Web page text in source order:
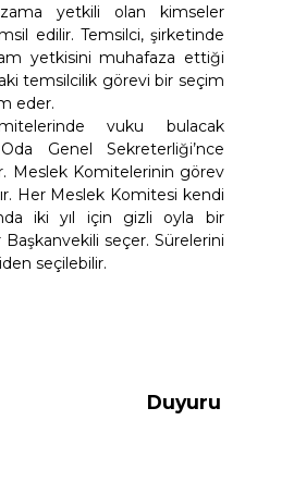
yetkili olan kimseler
edilir. Temsilci, şirketinde
yetkisini muhafaza ettiği
temsilcilik görevi bir seçim
eder.
vuku bulacak
Genel Sekreterliği’nce
Meslek Komitelerinin görev
Her Meslek Komitesi kendi
iki yıl için gizli oyla bir
Başkanvekili seçer. Sürelerini
seçilebilir.
Duyuru